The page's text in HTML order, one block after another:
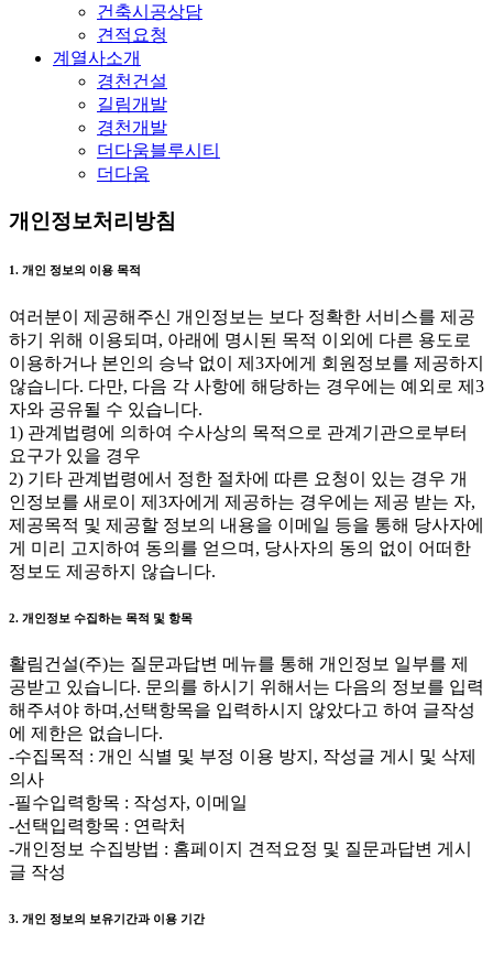
건축시공상담
견적요청
계열사소개
경천건설
길림개발
경천개발
더다움블루시티
더다움
개인정보처리방침
1. 개인 정보의 이용 목적
여러분이 제공해주신 개인정보는 보다 정확한 서비스를 제공
하기 위해 이용되며, 아래에 명시된 목적 이외에 다른 용도로
이용하거나 본인의 승낙 없이 제3자에게 회원정보를 제공하지
않습니다. 다만, 다음 각 사항에 해당하는 경우에는 예외로 제3
자와 공유될 수 있습니다.
1) 관계법령에 의하여 수사상의 목적으로 관계기관으로부터
요구가 있을 경우
2) 기타 관계법령에서 정한 절차에 따른 요청이 있는 경우 개
인정보를 새로이 제3자에게 제공하는 경우에는 제공 받는 자,
제공목적 및 제공할 정보의 내용을 이메일 등을 통해 당사자에
게 미리 고지하여 동의를 얻으며, 당사자의 동의 없이 어떠한
정보도 제공하지 않습니다.
2. 개인정보 수집하는 목적 및 항목
활림건설(주)는 질문과답변 메뉴를 통해 개인정보 일부를 제
공받고 있습니다. 문의를 하시기 위해서는 다음의 정보를 입력
해주셔야 하며,선택항목을 입력하시지 않았다고 하여 글작성
에 제한은 없습니다.
-수집목적 : 개인 식별 및 부정 이용 방지, 작성글 게시 및 삭제
의사
-필수입력항목 : 작성자, 이메일
-선택입력항목 : 연락처
-개인정보 수집방법 : 홈페이지 견적요정 및 질문과답변 게시
글 작성
3. 개인 정보의 보유기간과 이용 기간